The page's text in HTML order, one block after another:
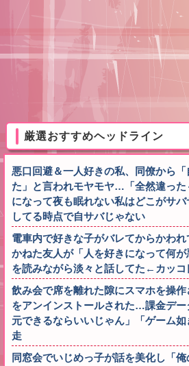
厳選おすすめヘッドライン
悪口回避＆一人好きの私、同僚から
た」と言われモヤモヤ…「全然違っ
になって夜も眠れない私はどこがサ
してる時点で自サバじゃない
電車内で好きな子がバレてからかわ
かねた友人が「人を好きになって何
を読みながら淡々と話してた←カッコ
飲み会で席を離れた隙にスマホを操
をアンインストールされた…課金デー
元できるならいいじゃん」「ゲーム
走
同窓会でいじめっ子が話を美化し「